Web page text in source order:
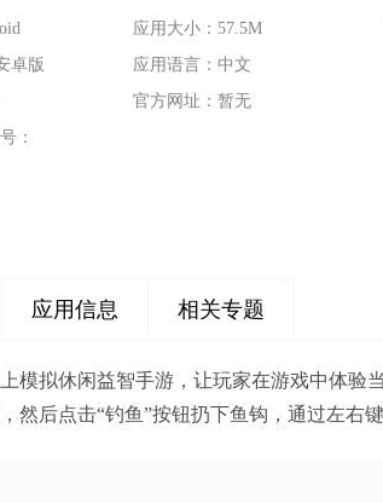
应用大小：57.5M
卓版
应用语言：中文
官方网址：暂无
：
应用信息 相关专题
模拟休闲益智手游，让玩家在游戏中体
然后点击“钓鱼”按钮扔下鱼钩，通过左右